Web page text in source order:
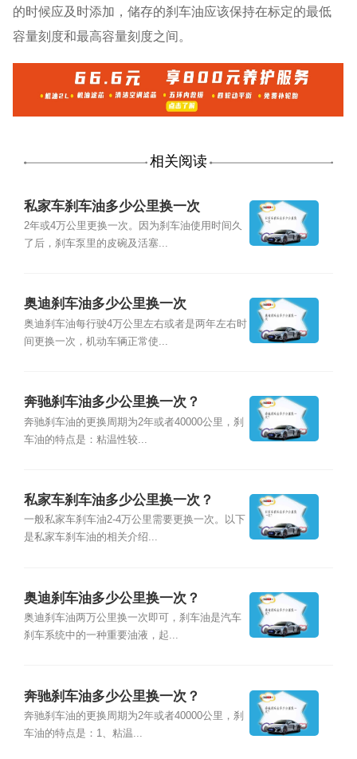
的时候应及时添加，储存的刹车油应该保持在标定的最低
容量刻度和最高容量刻度之间。
相关阅读
私家车刹车油多少公里换一次
2年或4万公里更换一次。因为刹车油使用时间久
了后，刹车泵里的皮碗及活塞...
奥迪刹车油多少公里换一次
奥迪刹车油每行驶4万公里左右或者是两年左右时
间更换一次，机动车辆正常使...
奔驰刹车油多少公里换一次？
奔驰刹车油的更换周期为2年或者40000公里，刹
车油的特点是：粘温性较...
私家车刹车油多少公里换一次？
一般私家车刹车油2-4万公里需要更换一次。以下
是私家车刹车油的相关介绍...
奥迪刹车油多少公里换一次？
奥迪刹车油两万公里换一次即可，刹车油是汽车
刹车系统中的一种重要油液，起...
奔驰刹车油多少公里换一次？
奔驰刹车油的更换周期为2年或者40000公里，刹
车油的特点是：1、粘温...